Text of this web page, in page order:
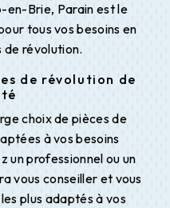
Brie, Parain est le
tous vos besoins en
de révolution.
de révolution de
choix de pièces de
à vos besoins
un professionnel ou un
vous conseiller et vous
plus adaptés à vos